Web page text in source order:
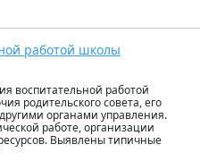
работой школы
воспитательной работой
родительского совета, его
органами управления.
работе, организации
Выявлены типичные